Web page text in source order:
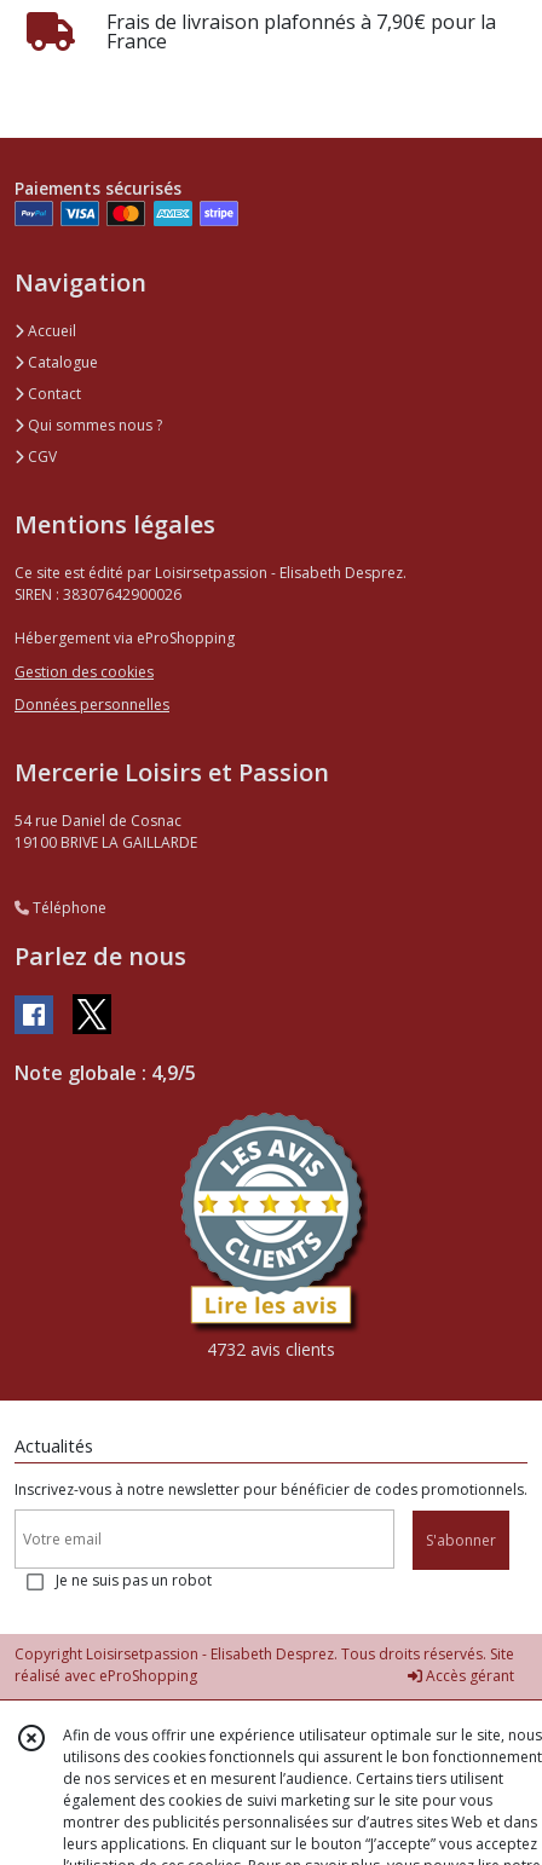
Frais de livraison plafonnés à 7,90€ pour la
France
Paiements sécurisés
Navigation
Accueil
Catalogue
Contact
Qui sommes nous ?
CGV
Mentions légales
Ce site est édité par Loisirsetpassion - Elisabeth Desprez.
SIREN : 38307642900026
Hébergement via eProShopping
Gestion des cookies
Données personnelles
Mercerie Loisirs et Passion
54 rue Daniel de Cosnac
19100 BRIVE LA GAILLARDE
Téléphone
Parlez de nous
Note globale : 4,9/5
4732 avis clients
Actualités
Inscrivez-vous à notre newsletter pour bénéficier de codes promotionnels.
S'abonner
Je ne suis pas un robot
Copyright Loisirsetpassion - Elisabeth Desprez. Tous droits réservés. Site
réalisé avec eProShopping Accès gérant
Afin de vous offrir une expérience utilisateur optimale sur le site, nous
utilisons des cookies fonctionnels qui assurent le bon fonctionnement
de nos services et en mesurent l’audience. Certains tiers utilisent
également des cookies de suivi marketing sur le site pour vous
montrer des publicités personnalisées sur d’autres sites Web et dans
leurs applications. En cliquant sur le bouton “J’accepte” vous acceptez